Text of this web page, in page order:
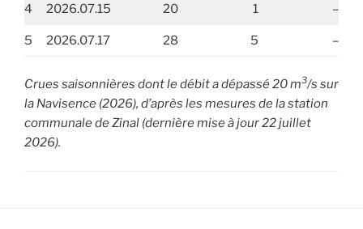
4 2026.07.15 20 1 –
5 2026.07.17 28 5 –
Crues saisonnières dont le débit a dépassé 20 m3/s sur
la Navisence (2026), d’après les mesures de la station
communale de Zinal (dernière mise à jour 22 juillet
2026).